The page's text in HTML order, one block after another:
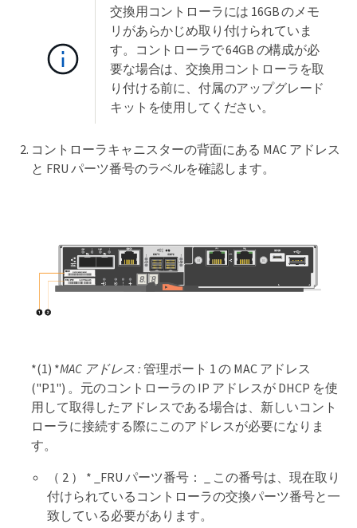
交換用コントローラには 16GB のメモ
リがあらかじめ取り付けられていま
す。コントローラで 64GB の構成が必
要な場合は、交換用コントローラを取
り付ける前に、付属のアップグレード
キットを使用してください。
コントローラキャニスターの背面にある MAC アドレス
と FRU パーツ番号のラベルを確認します。
*(1) *MAC アドレス : 管理ポート 1 の MAC アドレス
("P1") 。元のコントローラの IP アドレスが DHCP を使
用して取得したアドレスである場合は、新しいコント
ローラに接続する際にこのアドレスが必要になりま
す。
（ 2 ） * _FRU パーツ番号： _ この番号は、現在取り
付けられているコントローラの交換パーツ番号と一
致している必要があります。